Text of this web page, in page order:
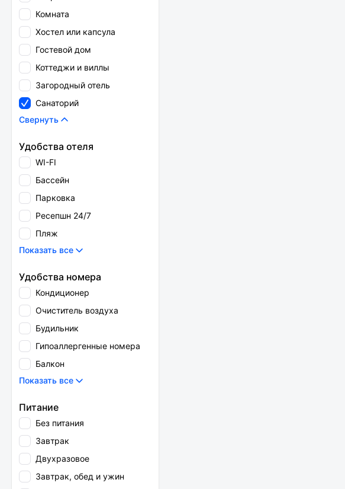
Комната
Хостел или капсула
Гостевой дом
Коттеджи и виллы
Загородный отель
Санаторий
Свернуть
Удобства отеля
WI-FI
Бассейн
Парковка
Ресепшн 24/7
Пляж
Показать все
Удобства номера
Кондиционер
Очиститель воздуха
Будильник
Гипоаллергенные номера
Балкон
Показать все
Питание
Без питания
Завтрак
Двухразовое
Завтрак, обед и ужин